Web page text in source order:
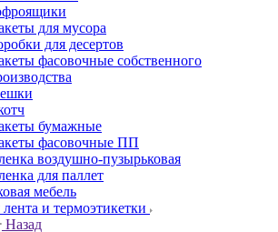
для мусора
для десертов
фасовочные собственного
бумажные
фасовочные ПП
воздушно-пузырьковая
для паллет
мебель
лента и термоэтикетки
Назад